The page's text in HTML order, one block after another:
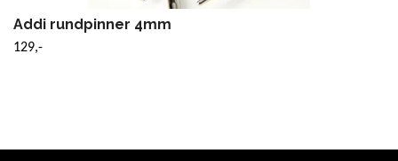
Addi rundpinner 4mm
129,-